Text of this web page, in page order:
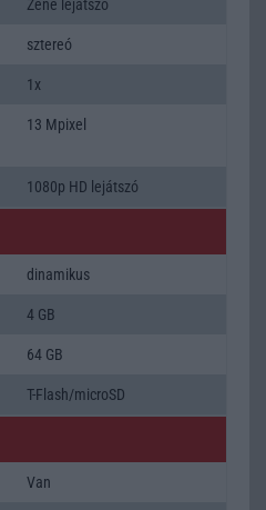
Zene lejátszó
sztereó
1x
13 Mpixel
1080p HD lejátszó
dinamikus
4 GB
64 GB
T-Flash/microSD
Van